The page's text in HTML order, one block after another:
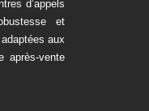
d’appels
et
aux
après-vente